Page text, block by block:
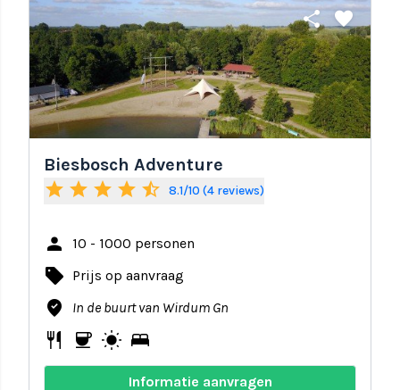
share favorite
Biesbosch Adventure
star star star star star_half 8.1/10 (4 reviews)
person 10 - 1000 personen
local_offer Prijs op aanvraag
where_to_vote In de buurt van Wirdum Gn
restaurant coffee wb_sunny bed
Informatie aanvragen